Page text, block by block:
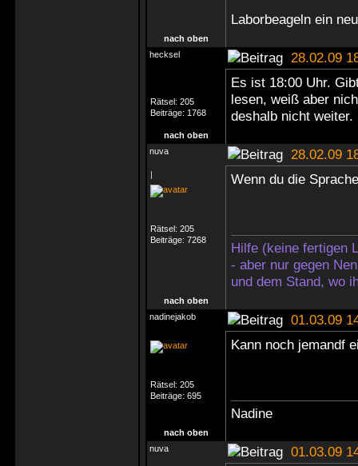
Laborbeageln ein
nach oben
hecksel
28.02.09
Rätsel: 205
Beiträge: 1768
Es ist 18:00 Uhr.
lesen, weiß aber
deshalb nicht weiter.
nach oben
nuva
28.02.09
|
Rätsel: 205
Beiträge: 7268
Wenn du die
Hilfe (keine fertigen
- aber nur gegen
und dem Stand, wo
nach oben
nadinejakob
01.03.09
Rätsel: 205
Beiträge: 695
Kann noch jemandf
Nadine
nach oben
nuva
01.03.09